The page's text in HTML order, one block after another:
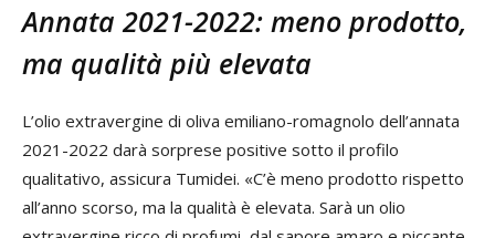
Annata 2021-2022: meno prodotto,
ma qualità più elevata
L’olio extravergine di oliva emiliano-romagnolo dell’annata
2021-2022 darà sorprese positive sotto il profilo
qualitativo, assicura Tumidei. «C’è meno prodotto rispetto
all’anno scorso, ma la qualità è elevata. Sarà un olio